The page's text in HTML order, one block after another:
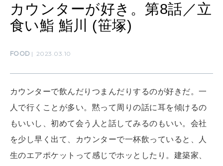
CULTURE
WORK&MONEY
カウンターが好き。第8話／立
食い鮨 鮨川 (笹塚)
FOOD 2023.03.10
カウンターで飲んだりつまんだりするのが好きだ。一
人で行くことが多い。黙って周りの話に耳を傾けるの
もいいし、初めて会う人と話してみるのもいい。会社
を少し早く出て、カウンターで一杯飲っていると、人
生のエアポケットって感じでホッとしたり。建築家、